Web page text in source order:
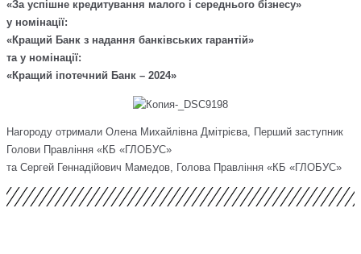
«За успішне кредитування малого і середнього бізнесу»
у номінації:
«Кращий Банк з надання банківських гарантій»
та у номінації:
«Кращий іпотечний Банк – 2024»
Нагороду отримали Олена Михайлівна Дмітрієва, Перший заступник
Голови Правління «КБ «ГЛОБУС»
та Сергей Геннадійович Мамедов, Голова Правління «КБ «ГЛОБУС»